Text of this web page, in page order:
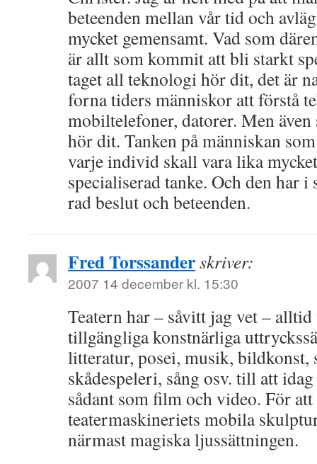
beteenden mellan vår tid och
mycket gemensamt. Vad som
är allt som kommit att bli starkt
taget all teknologi hör dit, det är
forna tiders människor att förstå
mobiltelefoner, datorer. Men även
hör dit. Tanken på människan
varje individ skall vara lika
specialiserad tanke. Och den har
rad beslut och beteenden.
Fred Torssanderskriver:
2007 14 december kl. 15:30
Teatern har – såvitt jag vet –
tillgängliga konstnärliga
litteratur, posei, musik,
skådespeleri, sång osv. till att
sådant som film och video. För
teatermaskineriets mobila
närmast magiska ljussättningen.